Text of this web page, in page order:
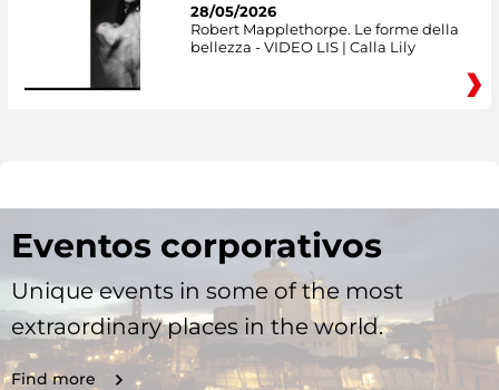
28/05/2026
Robert Mapplethorpe. Le forme della
bellezza - VIDEO LIS | Calla Lily
Eventos corporativos
Unique events in some of the most
extraordinary places in the world.
Find more